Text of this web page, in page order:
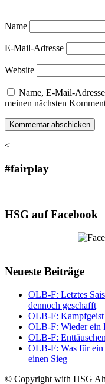
Name
E-Mail-Adresse
Website
Name, E-Mail-
meinen nächsten
<
#fairplay
HSG auf Facebook
Neueste Beiträge
OLB-F: Letztes
dennoch geschafft
OLB-F:
OLB-F: Wieder ein
OLB-F:
OLB-F: Was für
einen Sieg
© Copyright with HSG